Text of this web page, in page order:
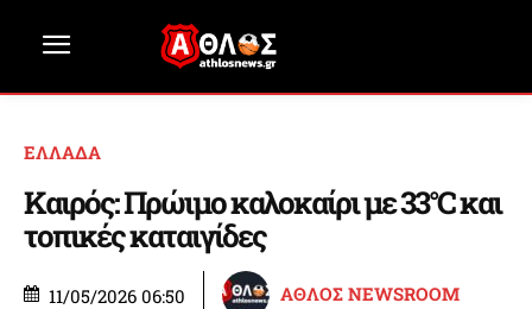
ΕΛΛΑΔΑ
Καιρός: Πρώιμο καλοκαίρι με 33°C και
τοπικές καταιγίδες
11/05/2026 06:50 ΑΘΛΟΣ NEWSROOM